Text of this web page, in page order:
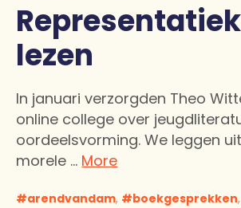
lezen
In januari verzorgden Theo
online college over
oordeelsvorming. We leggen
morele … More
arendvandam, boekgesprekken,